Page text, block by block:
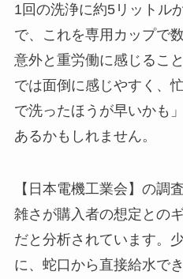
1回の洗浄に約5リットル
で、これを専用カップで
意外と重労働に感じるこ
では面倒に感じやすく、
で洗ったほうが早いかも
あるかもしれません。
【日本電機工業会】の調
雑さが購入者の想定との
だと分析されています。
に、蛇口から直接給水で